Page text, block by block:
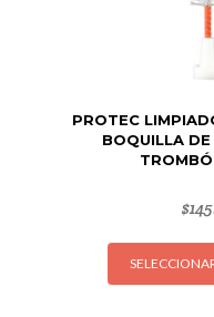
PROTEC
BOQUILLA
$